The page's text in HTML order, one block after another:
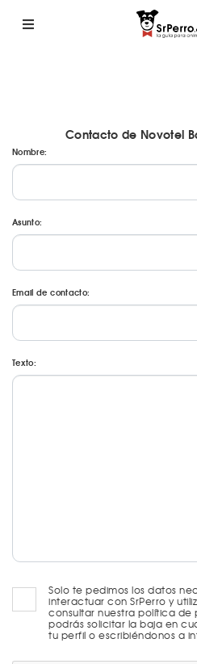
Contacto de Novotel
Nombre:
Asunto:
Email de contacto:
Texto:
Solo te pedimos los datos
interactuar con SrPerro y
consultar nuestra política de
podrás solicitar la baja en
tu perfil o escribiéndonos a